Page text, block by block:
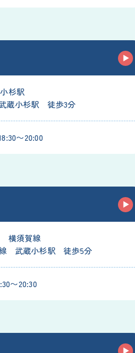
杉駅
蔵小杉駅 徒歩3分
〜20:00
横須賀線
武蔵小杉駅 徒歩5分
〜20:30